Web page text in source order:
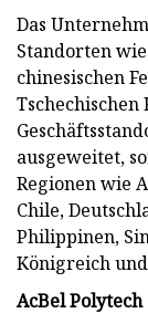
Das
Standorten
chinesischen
Tschechischen
ausgeweitet,
Regionen wie
Chile,
Philippinen,
Königreich
AcBel Polytech